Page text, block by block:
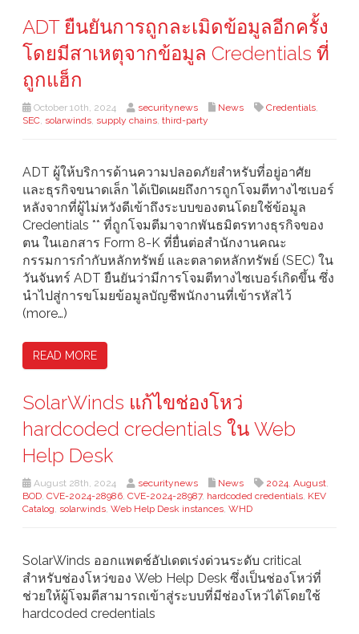
ADT ยืนยันการถูกละเมิดข้อมูลอีกครั้ง
โดยมีสาเหตุจากข้อมูล Credentials ที่
ถูกแฮ็ก
October 10th, 2024 securitynews News Credentials,
SEC, solarwinds, supply chains, third-party
ADT ผู้ให้บริการด้านความปลอดภัยสำหรับที่อยู่อาศัย
และธุรกิจขนาดเล็ก ได้เปิดเผยถึงการถูกโจมตีทางไซเบอร์
หลังจากที่ผู้ไม่หวังดีเข้าถึงระบบของตนโดยใช้ข้อมูล
Credentials ** ที่ถูกโจมตีมาจากพันธมิตรทางธุรกิจของ
ตน ในเอกสาร Form 8-K ที่ยื่นต่อสำนักงานคณะ
กรรมการกำกับหลักทรัพย์ และตลาดหลักทรัพย์ (SEC) ใน
วันจันทร์ ADT ยืนยันว่ามีการโจมตีทางไซเบอร์เกิดขึ้น ซึ่ง
นำไปสู่การขโมยข้อมูลบัญชีพนักงานที่เข้ารหัสไว้
(more…)
READ MORE
SolarWinds แก้ไขช่องโหว่
hardcoded credentials ใน Web
Help Desk
August 28th, 2024 securitynews News 2024, August,
BOD, CVE-2024-28986, CVE-2024-28987, hardcoded credentials, KEV
Catalog, solarwinds, Web Help Desk instances, WHD
SolarWinds ออกแพตช์อัปเดตเร่งด่วนระดับ critical
สำหรับช่องโหว่ของ Web Help Desk ซึ่งเป็นช่องโหว่ที่
ช่วยให้ผู้โจมตีสามารถเข้าสู่ระบบที่มีช่องโหว่ได้โดยใช้
hardcoded credentials